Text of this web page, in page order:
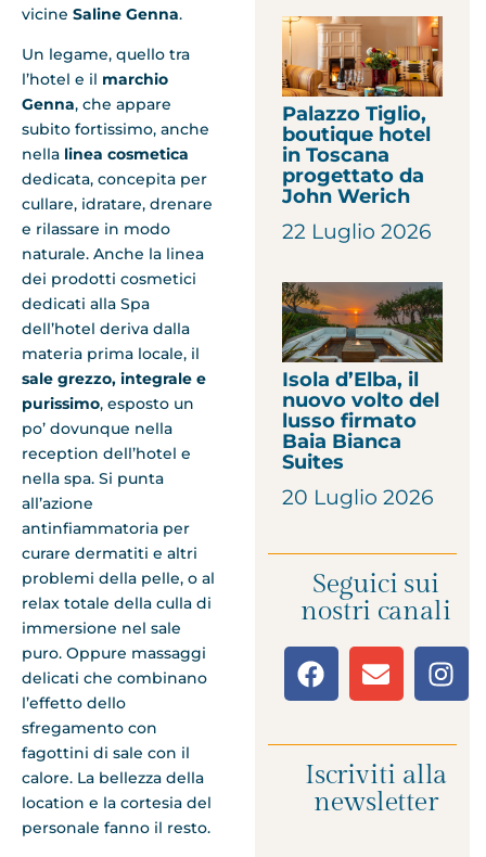
vicine Saline Genna.
Un legame, quello tra
l’hotel e il marchio
Genna, che appare
subito fortissimo, anche
nella linea cosmetica
dedicata, concepita per
cullare, idratare, drenare
e rilassare in modo
naturale. Anche la linea
dei prodotti cosmetici
dedicati alla Spa
dell’hotel deriva dalla
materia prima locale, il
sale grezzo, integrale e
purissimo, esposto un
po’ dovunque nella
reception dell’hotel e
nella spa. Si punta
all’azione
antinfiammatoria per
curare dermatiti e altri
problemi della pelle, o al
relax totale della culla di
immersione nel sale
puro. Oppure massaggi
delicati che combinano
l’effetto dello
sfregamento con
fagottini di sale con il
calore. La bellezza della
location e la cortesia del
personale fanno il resto.
Palazzo Tiglio,
boutique hotel
in Toscana
progettato da
John Werich
22 Luglio 2026
Isola d’Elba, il
nuovo volto del
lusso firmato
Baia Bianca
Suites
20 Luglio 2026
Seguici sui
nostri canali
Iscriviti alla
newsletter